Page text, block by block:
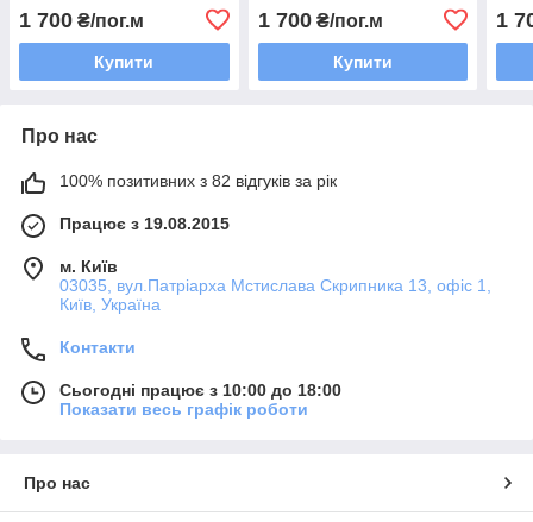
1 700 ₴/пог.м
Купити
1 700₴/пог.м
Купити
1
Про нас
100% позитивних з 82 відгуків за рік
Працює з 19.08.2015
м. Київ
03035, вул.Патріарха Мстислава Скрипника 13, офіс 1,
Київ, Україна
Контакти
Сьогодні працює з 10:00 до 18:00
Показати весь графік роботи
Про нас